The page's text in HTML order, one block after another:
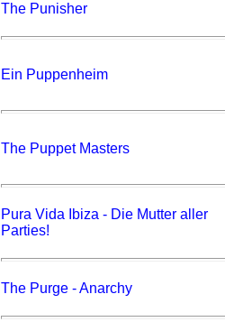
The Punisher
Ein Puppenheim
The Puppet Masters
Pura Vida Ibiza - Die Mutter aller
Parties!
The Purge - Anarchy